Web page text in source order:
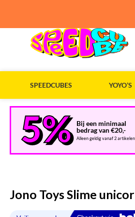
SPEEDCUBES YOYO’S
Bij een minimaal
bedrag van €20,-
Alleen geldig vanaf 2 artikelen
Jono Toys Slime